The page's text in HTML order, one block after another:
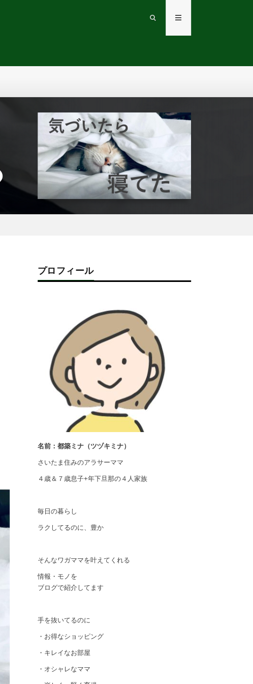
プロフィール
名前：都築ミナ（ツヅキミナ）
さいたま住みのアラサーママ
４歳＆７歳息子+年下旦那の４人家族
毎日の暮らし
ラクしてるのに、豊か
そんなワガママを叶えてくれる
情報・モノを
ブログで紹介してます
手を抜いてるのに
・お得なショッピング
・キレイなお部屋
・オシャレなママ